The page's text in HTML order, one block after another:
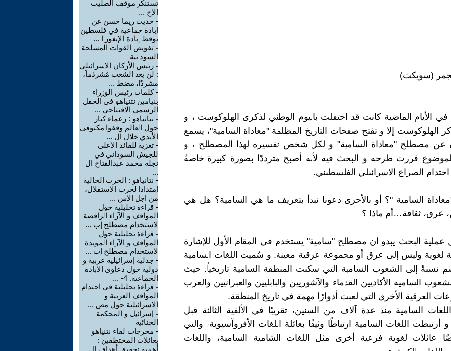
(سويكت)
في الأيام الماضية كانت قد احتفلت باليوم الوطني لذكرى الهلوكوست ، و
الهلوكوست إلا و تفتح صفحات التاريخ المظلمة "معاداة السامية"، يسمع
عن مصطلح "معاداة السامية" و لكل شخص تفسيره لهذا المصطلح ، و
قررت طرحه و البحث فيه لأنه أصبح مترددًا بصورة كبيرة خاصةً
الصراع الاسرائيلي الفلسطيني.
السامية "؟ أو بالأحرى دعونا نبدأ بتعريف ما هي السامية؟ هل هي
عرق، ثقافة…أم ماذا ؟
عملية البحث يبدو ان مصطلح "سامية" يستخدم في المقام الأول للإشارة
لغوية وليس إلى عرق أو مجموعة عرقية معينة. و سُميت اللغات السامية
نسبةً إلى الشعوب السامية التي سكنت المنطقة السامية تاريخياً. حيث
السامية الأكاديين القدماء والآشوريين والبابليين والعبرانيين والعرب
العرقية الأخرى التي لعبت أدوارًا مهمة في تاريخ المنطقة.
السامية منذ عدة آلاف من السنين، تقريبًا في الألفية الثالثة قبل
. و أرتبطت اللغات السامية ارتباطًا وثيقًا بعائلة اللغات الأفروآسيوية، والتي
عائلات لغوية فرعية أخرى مثل اللغات الشامية السامية، واللغات
تستنكر موقف الصليب
الاح ...
- حديث ريما حسن عن
إبادة جماعية في فلسطين
يوقظ إبادة الإيغور ا ...
- تفويض القوات المسلحة
السودانية
- رئيس الأركان الاسرائيلي
: لن يعد الشعب مُشرذماً،
مشردًا، مضط ...
-كلمات رئيس الوزراء
بنيامين نتنياهو في الحفل
الرسمي الافتتاحي ...
- نتانياهو : زعماء كبار
حول العالم وقفوا مكتوفي
الأيدي خلال ال ...
- تعزية للقائد الأعلى
للجيش السوداني في
نجله محمد عبدالفتاح ال
...
- نتانياهو : الحرب الحالية
إمتدادا لحرب الاستقلال،
من اجل الاس ...
- قراءة تحليلية حول
المواقف و الآراء الرافضة
لاستخدام مصطلح إب ...
- قراءة تحليلية حول
المواقف و الآراء المؤيدة
لاستخدام مصطلح إب ...
- جدلية إسرائيلية عربية و
دولية حول دعاوى الإبادة
الجماعيه. 4- ...
- قراءة تحليلية في احتدام
المواقف العربية و
الاسرائيلية حول مص ...
- إسرائيل و المحكمة
الجنائية
- مخرجات لقاء نتنياهو
بعائلات المختطفين :
أهمية تحقيق أهداف ال ...